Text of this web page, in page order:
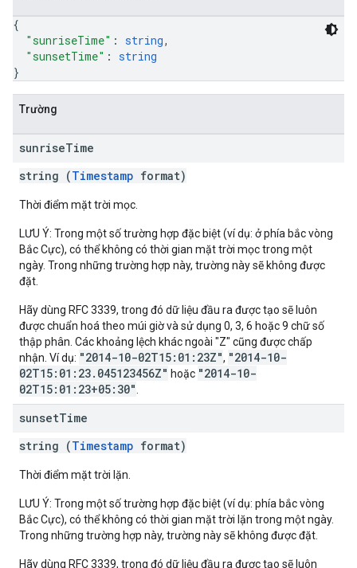
{
"sunriseTime" : string,
"sunsetTime" : string
}
Trường
sunriseTime
string (Timestamp format)
Thời điểm mặt trời mọc.
LƯU Ý: Trong một số trường hợp đặc biệt (ví dụ: ở phía bắc vòng
Bắc Cực), có thể không có thời gian mặt trời mọc trong một
ngày. Trong những trường hợp này, trường này sẽ không được
đặt.
Hãy dùng RFC 3339, trong đó dữ liệu đầu ra được tạo sẽ luôn
được chuẩn hoá theo múi giờ và sử dụng 0, 3, 6 hoặc 9 chữ số
thập phân. Các khoảng lệch khác ngoài "Z" cũng được chấp
nhận. Ví dụ: "2014-10-02T15:01:23Z", "2014-10-
02T15:01:23.045123456Z" hoặc "2014-10-
02T15:01:23+05:30"
sunsetTime
string (Timestamp format)
Thời điểm mặt trời lặn.
LƯU Ý: Trong một số trường hợp đặc biệt (ví dụ: phía bắc vòng
Bắc Cực), có thể không có thời gian mặt trời lặn trong một ngày.
Trong những trường hợp này, trường này sẽ không được đặt.
Hãy dùng RFC 3339, trong đó dữ liệu đầu ra được tạo sẽ luôn